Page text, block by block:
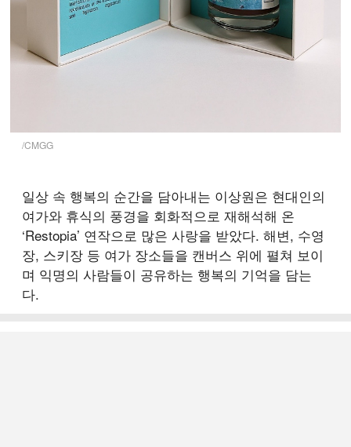
/CMGG
일상 속 행복의 순간을 담아내는 이상원은 현대인의
여가와 휴식의 풍경을 회화적으로 재해석해 온
‘Restopia’ 연작으로 많은 사랑을 받았다. 해변, 수영
장, 스키장 등 여가 장소들을 캔버스 위에 펼쳐 보이
며 익명의 사람들이 공유하는 행복의 기억을 담는
다.